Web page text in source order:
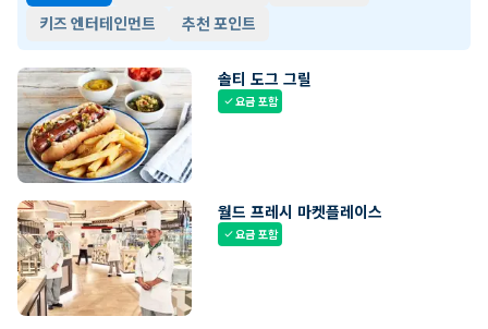
키즈 엔터테인먼트
추천 포인트
솔티 도그 그릴
check요금 포함
월드 프레시 마켓플레이스
check요금 포함